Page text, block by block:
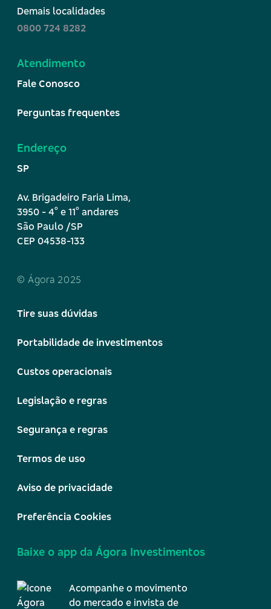
Demais localidades
0800 724 8282
Atendimento
Fale Conosco
Perguntas frequentes
Endereço
SP
Av. Brigadeiro Faria Lima,
3950 - 4º e 11º andares
São Paulo /SP
CEP 04538-133
© Ágora 2025
Tire suas dúvidas
Portabilidade de investimentos
Custos operacionais
Legislação e regras
Segurança e regras
Termos de uso
Aviso de privacidade
Preferência Cookies
Baixe o app da Ágora Investimentos
Acompanhe o movimento
do mercado e invista de